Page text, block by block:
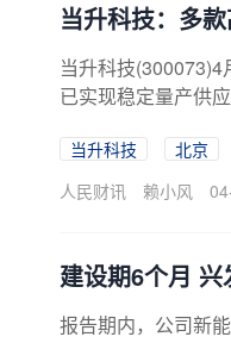
当升科技：多
当升科技
已实现稳定量产供应
当升科技 北京
人民财讯
赖小风
建设期6个月
报告期内，公司新